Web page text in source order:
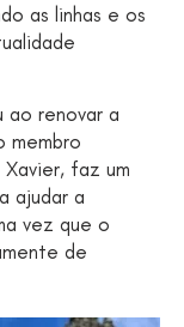
as linhas e os
ao renovar a
membro
faz um
ajudar a
vez que o
de